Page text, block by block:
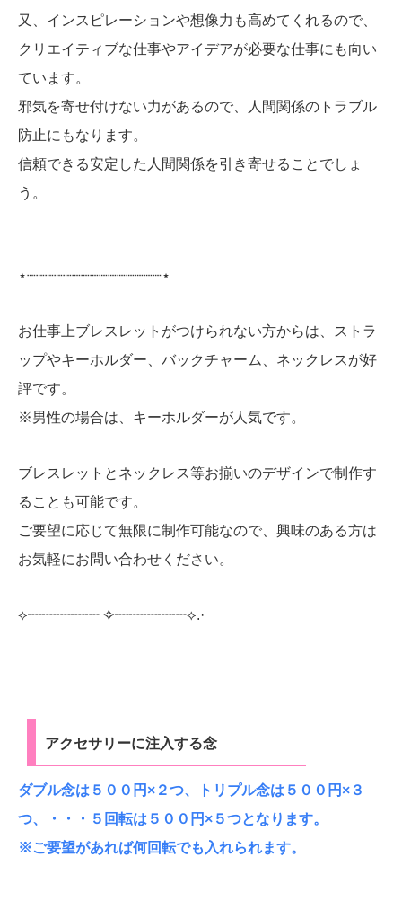
又、インスピレーションや想像力も高めてくれるので、
クリエイティブな仕事やアイデアが必要な仕事にも向い
ています。
邪気を寄せ付けない力があるので、人間関係のトラブル
防止にもなります。
信頼できる安定した人間関係を引き寄せることでしょ
う。
⋆┈┈┈┈┈┈┈┈┈┈┈┈┈┈┈⋆
お仕事上ブレスレットがつけられない方からは、ストラ
ップやキーホルダー、バックチャーム、ネックレスが好
評です。
※男性の場合は、キーホルダーが人気です。
ブレスレットとネックレス等お揃いのデザインで制作す
ることも可能です。
ご要望に応じて無限に制作可能なので、興味のある方は
お気軽にお問い合わせください。
⟡┈┈┈┈┈︎ ✧┈┈┈┈┈⟡.·
アクセサリーに注入する念
ダブル念は５００円×２つ、トリプル念は５００円×３
つ、・・・５回転は５００円×５つとなります。
※ご要望があれば何回転でも入れられます。